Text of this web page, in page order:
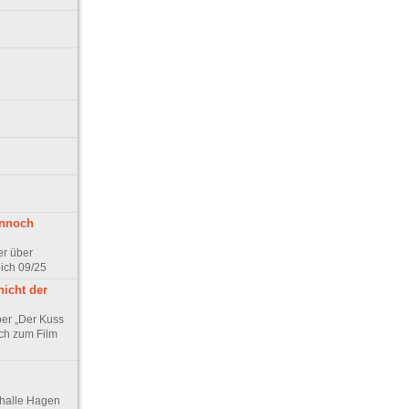
über
09/25
der
„Der Kuss
zum Film
Hagen